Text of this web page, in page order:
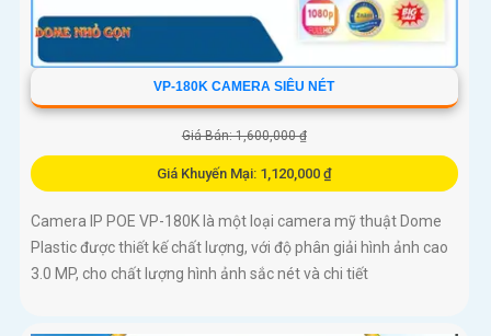
VP-180K CAMERA SIÊU NÉT
Giá Bán: 1,600,000 ₫
Giá Khuyến Mại: 1,120,000 ₫
Camera IP POE VP-180K là một loại camera mỹ thuật Dome
Plastic được thiết kế chất lượng, với độ phân giải hình ảnh cao
3.0 MP, cho chất lượng hình ảnh sắc nét và chi tiết